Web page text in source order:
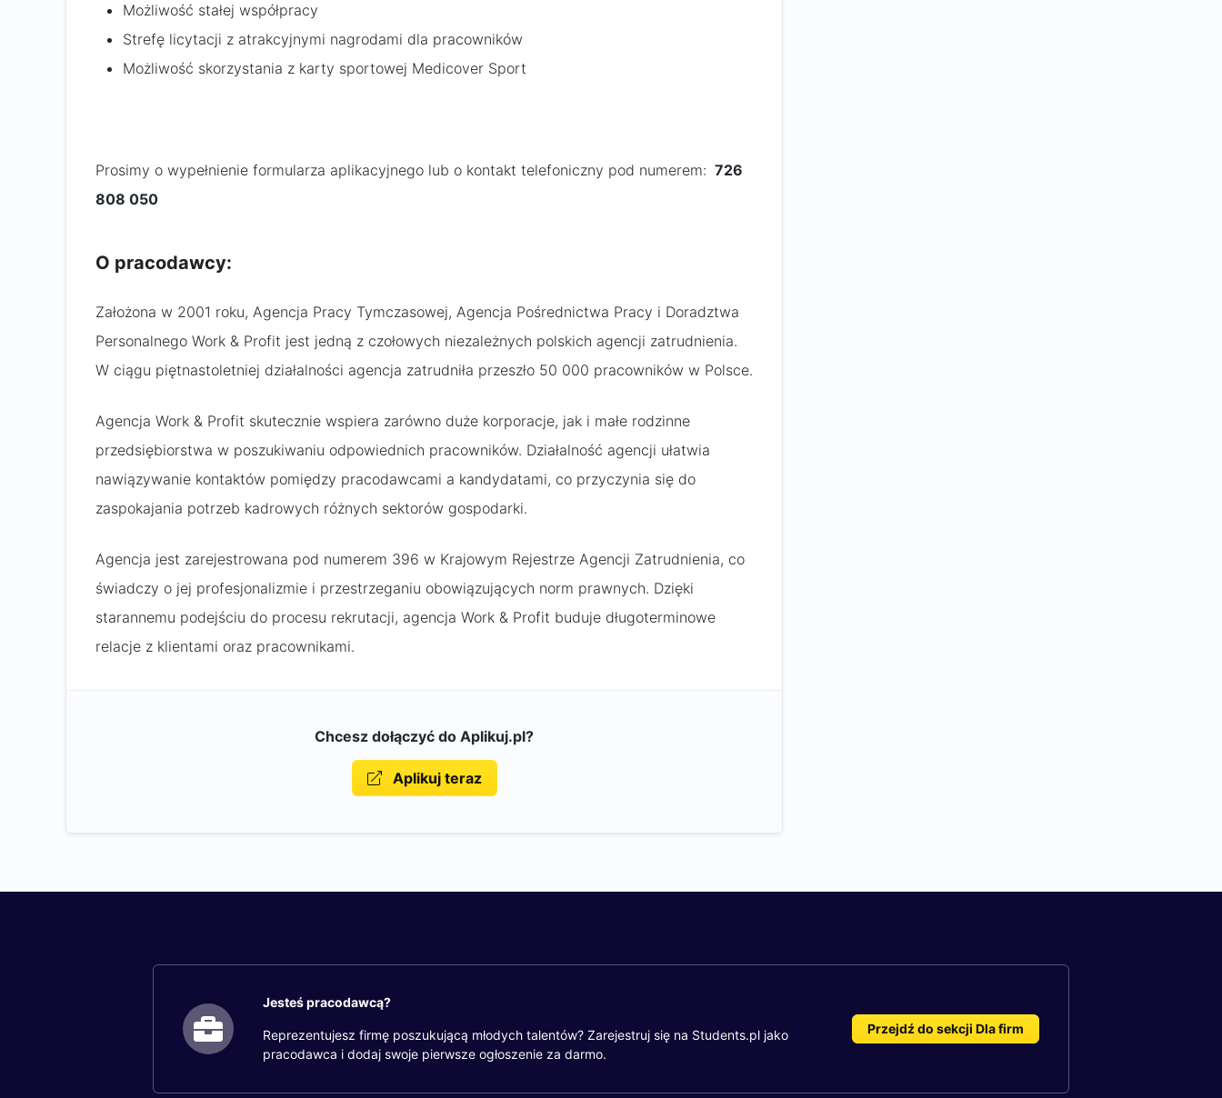
Możliwość stałej współpracy
Strefę licytacji z atrakcyjnymi nagrodami dla pracowników
Możliwość skorzystania z karty sportowej Medicover Sport
Prosimy o wypełnienie formularza aplikacyjnego lub o kontakt telefoniczny pod numerem: 726
808 050​
O pracodawcy:
Założona w 2001 roku, Agencja Pracy Tymczasowej, Agencja Pośrednictwa Pracy i Doradztwa
Personalnego Work & Profit jest jedną z czołowych niezależnych polskich agencji zatrudnienia.
W ciągu piętnastoletniej działalności agencja zatrudniła przeszło 50 000 pracowników w Polsce.
Agencja Work & Profit skutecznie wspiera zarówno duże korporacje, jak i małe rodzinne
przedsiębiorstwa w poszukiwaniu odpowiednich pracowników. Działalność agencji ułatwia
nawiązywanie kontaktów pomiędzy pracodawcami a kandydatami, co przyczynia się do
zaspokajania potrzeb kadrowych różnych sektorów gospodarki.
Agencja jest zarejestrowana pod numerem 396 w Krajowym Rejestrze Agencji Zatrudnienia, co
świadczy o jej profesjonalizmie i przestrzeganiu obowiązujących norm prawnych. Dzięki
starannemu podejściu do procesu rekrutacji, agencja Work & Profit buduje długoterminowe
relacje z klientami oraz pracownikami.
Chcesz dołączyć do Aplikuj.pl?
Aplikuj teraz
Jesteś pracodawcą?
Reprezentujesz firmę poszukującą młodych talentów? Zarejestruj się na Students.pl jako
pracodawca i dodaj swoje pierwsze ogłoszenie za darmo.
Przejdź do sekcji Dla firm